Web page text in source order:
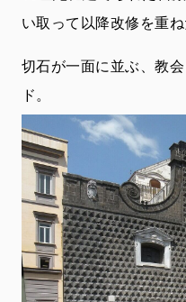
い取って以降改修を重ね
切石が一面に並ぶ、教
ド。